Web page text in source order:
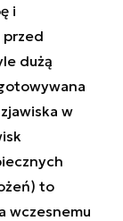
i
przed
dużą
w
to
wczesnemu